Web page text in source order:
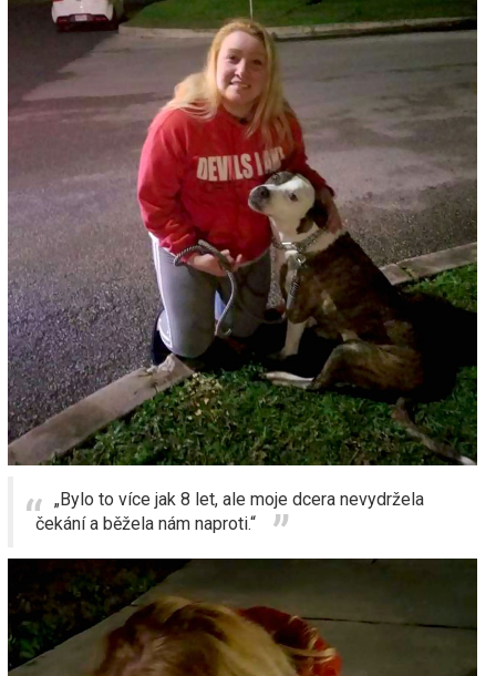
„Bylo to více jak 8 let, ale moje dcera nevydržela
čekání a běžela nám naproti.“